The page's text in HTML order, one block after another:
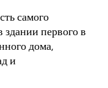
самого
первого в
дома,
и